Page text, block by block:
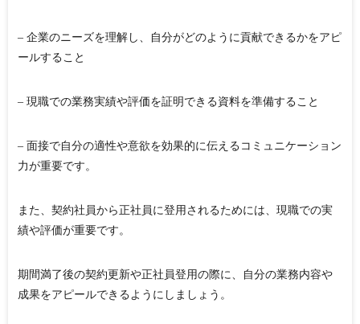
– 企業のニーズを理解し、自分がどのように貢献できるかをアピ
ールすること
– 現職での業務実績や評価を証明できる資料を準備すること
– 面接で自分の適性や意欲を効果的に伝えるコミュニケーション
力が重要です。
また、契約社員から正社員に登用されるためには、現職での実
績や評価が重要です。
期間満了後の契約更新や正社員登用の際に、自分の業務内容や
成果をアピールできるようにしましょう。